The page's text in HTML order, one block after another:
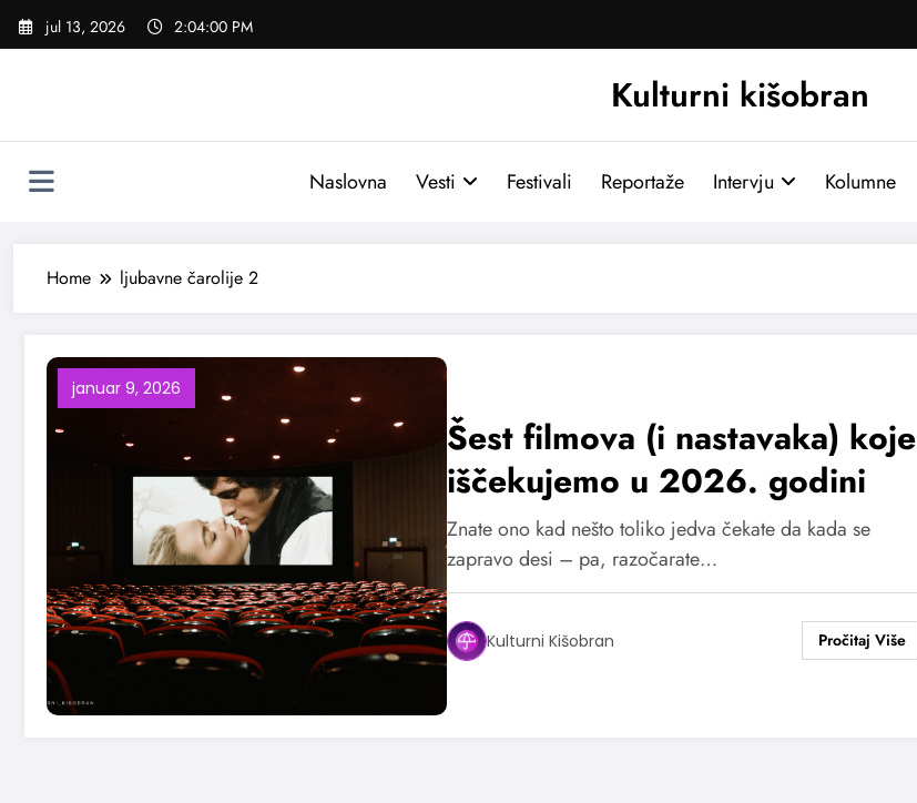
Skoči
jul 13, 2026 2:04:01 PM
Kulturni kišobran
Naslovna Vesti Festivali Reportaže Intervju Kolumne
Home ljubavne čarolije 2
januar 9, 2026
Šest filmova (i nastavaka) koje
iščekujemo u 2026. godini
Znate ono kad nešto toliko jedva čekate da kada se
zapravo desi – pa, razočarate…
Kulturni Kišobran